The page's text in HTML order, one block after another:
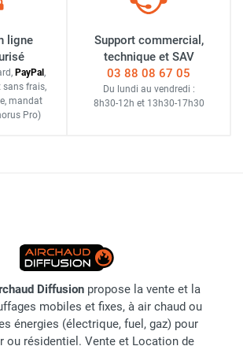
ligne
PayPal ,
sans frais,
, mandat
Pro)
Support commercial,
technique et SAV
03 88 08 67 05
Du lundi au vendredi :
8h30-12h et 13h30-17h30
Diffusion propose la vente et la
mobiles et fixes, à air chaud ou
énergies (électrique, fuel, gaz) pour
ou résidentiel. Vente et Location de